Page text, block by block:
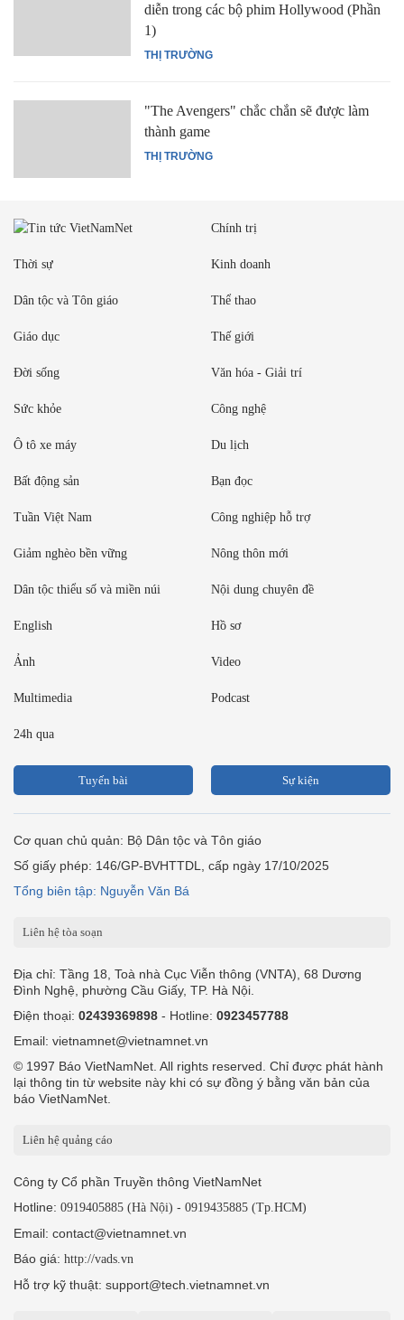
THỊ TRƯỜNG
diễn trong các bộ phim Hollywood (Phần
1)
THỊ TRƯỜNG
"The Avengers" chắc chắn sẽ được làm
thành game
Chính trị
Thời sự Kinh doanh
Dân tộc và Tôn giáo Thể thao
Giáo dục Thế giới
Đời sống Văn hóa - Giải trí
Sức khỏe Công nghệ
Ô tô xe máy Du lịch
Bất động sản Bạn đọc
Tuần Việt Nam Công nghiệp hỗ trợ
Giảm nghèo bền vững Nông thôn mới
Dân tộc thiểu số và miền núi Nội dung chuyên đề
English Hồ sơ
Ảnh Video
Multimedia Podcast
24h qua
Tuyến bài Sự kiện
Cơ quan chủ quản: Bộ Dân tộc và Tôn giáo
Số giấy phép: 146/GP-BVHTTDL, cấp ngày 17/10/2025
Tổng biên tập: Nguyễn Văn Bá
Liên hệ tòa soạn
Địa chỉ: Tầng 18, Toà nhà Cục Viễn thông (VNTA), 68 Dương
Đình Nghệ, phường Cầu Giấy, TP. Hà Nội.
Điện thoại: 02439369898 - Hotline: 0923457788
Email: vietnamnet@vietnamnet.vn
© 1997 Báo VietNamNet. All rights reserved. Chỉ được phát hành
lại thông tin từ website này khi có sự đồng ý bằng văn bản của
báo VietNamNet.
Liên hệ quảng cáo
Công ty Cổ phần Truyền thông VietNamNet
Hotline: 0919405885 (Hà Nội) - 0919435885 (Tp.HCM)
Email: contact@vietnamnet.vn
Báo giá: http://vads.vn
Hỗ trợ kỹ thuật: support@tech.vietnamnet.vn